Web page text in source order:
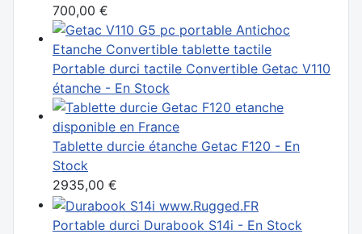
700,00 €
Portable durci tactile Convertible Getac V110
étanche - En Stock
Tablette durcie étanche Getac F120 - En
Stock
2935,00 €
Portable durci Durabook S14i - En Stock